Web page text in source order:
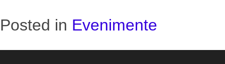
Posted in Evenimente